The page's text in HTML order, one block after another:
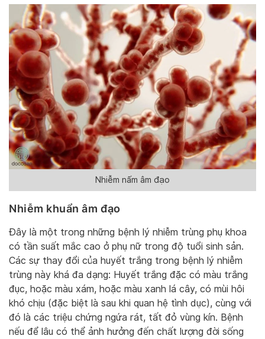
Nhiễm nấm âm đạo
Nhiễm khuẩn âm đạo
Đây là một trong những bệnh lý nhiễm trùng phụ khoa
có tần suất mắc cao ở phụ nữ trong độ tuổi sinh sản.
Các sự thay đổi của huyết trắng trong bệnh lý nhiễm
trùng này khá đa dạng: Huyết trắng đặc có màu trắng
đục, hoặc màu xám, hoặc màu xanh lá cây, có mùi hôi
khó chịu (đặc biệt là sau khi quan hệ tình dục), cùng với
đó là các triệu chứng ngứa rát, tất đỏ vùng kín. Bệnh
nếu để lâu có thể ảnh hưởng đến chất lượng đời sống